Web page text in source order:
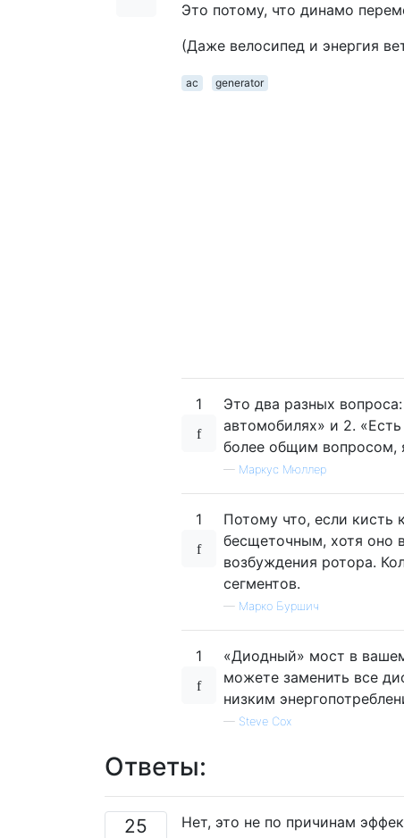
Это потому, что динамо
(Даже велосипед и энергия
ac generator
1
Это два разных
автомобилях» и 2.
более общим вопросом,
— Маркус Мюллер
1
Потому что, если кисть
бесщеточным, хотя оно
возбуждения ротора.
сегментов.
— Марко Буршич
1
«Диодный» мост в
можете заменить все
низким
— Steve Cox
Ответы:
25
Нет, это не по причинам